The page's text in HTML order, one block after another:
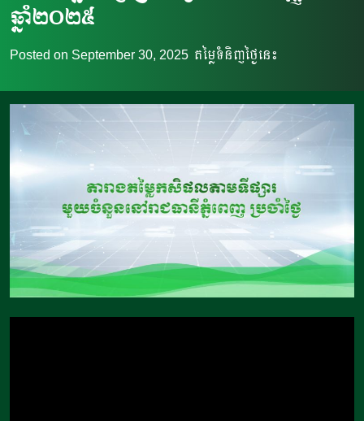
ឆ្នាំ២០២៥
Posted on September 30, 2025 តម្លៃទំនិញថ្ងៃនេះ